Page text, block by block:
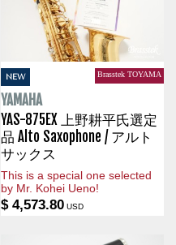
NEW Brasstek TOYAMA
YAMAHA
YAS-875EX 上野耕平氏選定
品 Alto Saxophone / アルト
サックス
This is a special one selected
by Mr. Kohei Ueno!
$ 4,573.80USD